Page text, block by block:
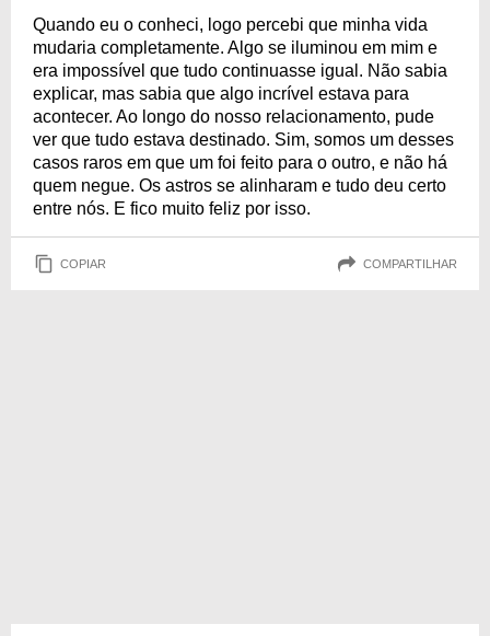
Quando eu o conheci, logo percebi que minha vida
mudaria completamente. Algo se iluminou em mim e
era impossível que tudo continuasse igual. Não sabia
explicar, mas sabia que algo incrível estava para
acontecer. Ao longo do nosso relacionamento, pude
ver que tudo estava destinado. Sim, somos um desses
casos raros em que um foi feito para o outro, e não há
quem negue. Os astros se alinharam e tudo deu certo
entre nós. E fico muito feliz por isso.
COPIAR COMPARTILHAR